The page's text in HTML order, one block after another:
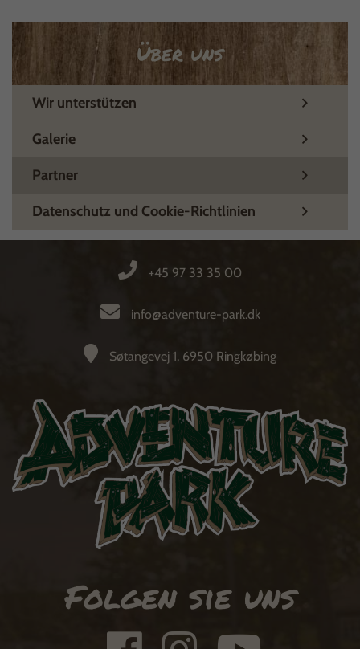
Über uns
Wir unterstützen
Galerie
Partner
Datenschutz und Cookie-Richtlinien
+45 97 33 35 00
info@adventure-park.dk
Søtangevej 1, 6950 Ringkøbing
Folgen sie uns